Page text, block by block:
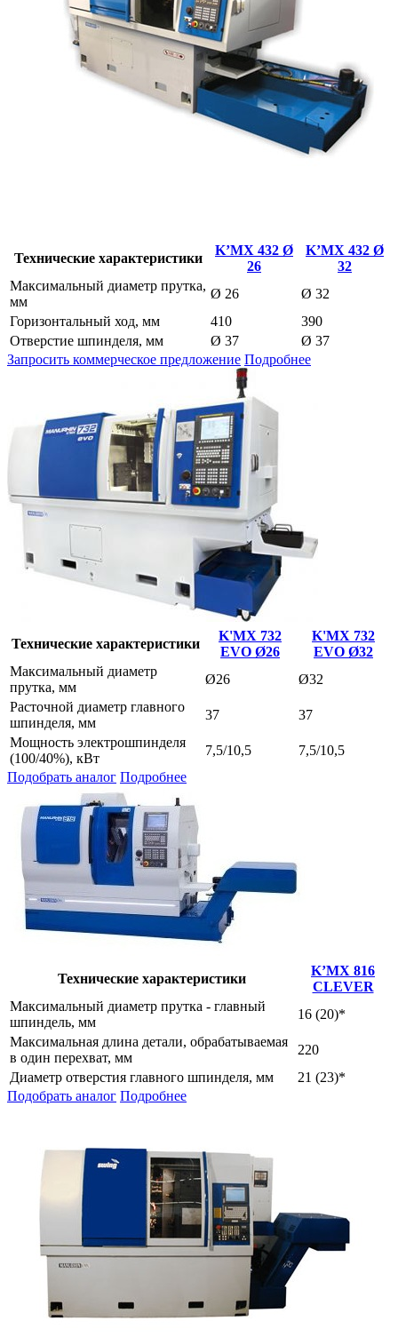
Технические характеристики
K’MX 432 Ø
26
K’MX 432 Ø
32
Максимальный диаметр прутка,
мм
Ø 26
Ø 32
Горизонтальный ход, мм
410
390
Отверстие шпинделя, мм
Ø 37
Ø 37
Запросить коммерческое предложение Подробнее
Технические характеристики
K'MX 732
EVO Ø26
K'MX 732
EVO Ø32
Максимальный диаметр
прутка, мм
Ø26
Ø32
Расточной диаметр главного
шпинделя, мм
37
37
Мощность электрошпинделя
(100/40%), кВт
7,5/10,5
7,5/10,5
Подобрать аналог Подробнее
Технические характеристики
K’MX 816
CLEVER
Максимальный диаметр прутка - главный
шпиндель, мм
16 (20)*
Максимальная длина детали, обрабатываемая
в один перехват, мм
220
Диаметр отверстия главного шпинделя, мм
21 (23)*
Подобрать аналог Подробнее